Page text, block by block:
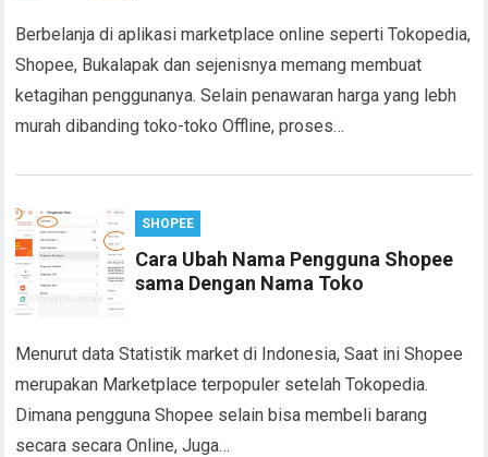
Berbelanja di aplikasi marketplace online seperti Tokopedia,
Shopee, Bukalapak dan sejenisnya memang membuat
ketagihan penggunanya. Selain penawaran harga yang lebh
murah dibanding toko-toko Offline, proses…
SHOPEE
Cara Ubah Nama Pengguna Shopee
sama Dengan Nama Toko
Menurut data Statistik market di Indonesia, Saat ini Shopee
merupakan Marketplace terpopuler setelah Tokopedia.
Dimana pengguna Shopee selain bisa membeli barang
secara secara Online, Juga…